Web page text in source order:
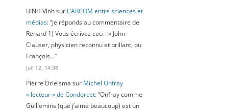
BINH Vinhsur L’ARCOM entre sciences et
médias: “Je réponds au commentaire de
Renard 1) Vous écrivez ceci : « John
Clauser, physicien reconnu et brillant, ou
François…”
Juil 12, 14:38
Pierre Drielsma sur Michel Onfray
« lecteur » de Condorcet: “Onfray comme
Guillemins (que j’aime beaucoup) est un